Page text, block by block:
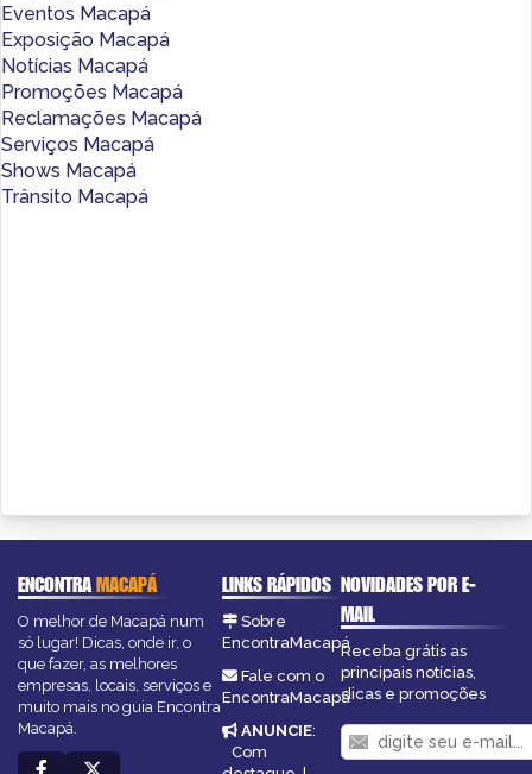
Eventos Macapá
Exposição Macapá
Notícias Macapá
Promoções Macapá
Reclamações Macapá
Serviços Macapá
Shows Macapá
Trânsito Macapá
ENCONTRAMACAPÁ
O melhor de Macapá num
só lugar! Dicas, onde ir, o
que fazer, as melhores
empresas, locais, serviços e
muito mais no guia Encontra
Macapá.
LINKS RÁPIDOS
Sobre
EncontraMacapá
Fale com o
EncontraMacapá
ANUNCIE:
Com
NOVIDADES POR E-
MAIL
Receba grátis as
principais notícias,
dicas e promoções